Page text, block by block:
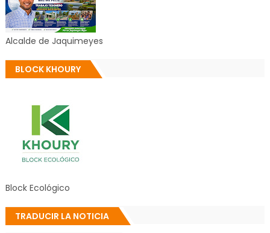
Alcalde de Jaquimeyes
BLOCK KHOURY
Block Ecológico
TRADUCIR LA NOTICIA